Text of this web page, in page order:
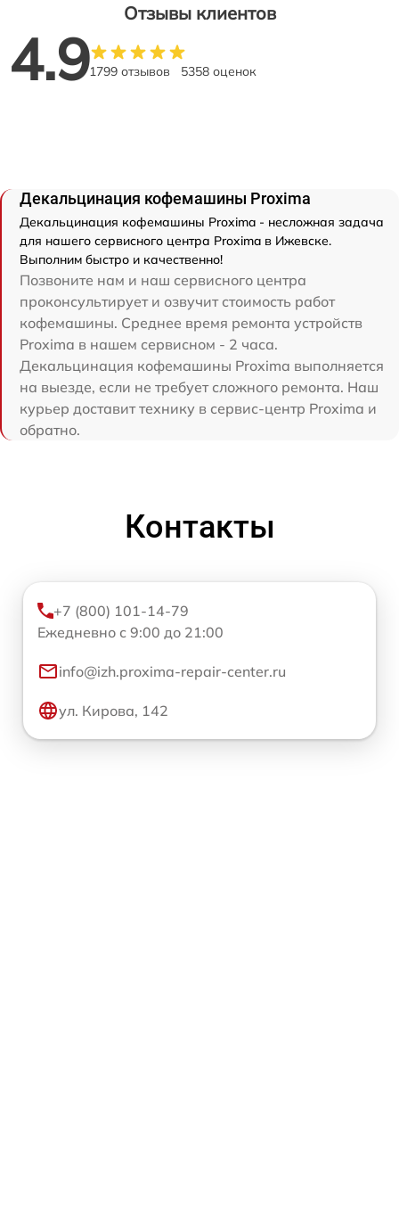
Отзывы клиентов
4.91799 отзывов 5358 оценок
Декальцинация кофемашины Proxima
Декальцинация кофемашины Proxima - несложная задача
для нашего сервисного центра Proxima в Ижевске.
Выполним быстро и качественно!
Позвоните нам и наш сервисного центра
проконсультирует и озвучит стоимость работ
кофемашины. Среднее время ремонта устройств
Proxima в нашем сервисном - 2 часа.
Декальцинация кофемашины Proxima выполняется
на выезде, если не требует сложного ремонта. Наш
курьер доставит технику в сервис-центр Proxima и
обратно.
Контакты
+7 (800) 101-14-79
Ежедневно с 9:00 до 21:00
info@izh.proxima-repair-center.ru
ул. Кирова, 142